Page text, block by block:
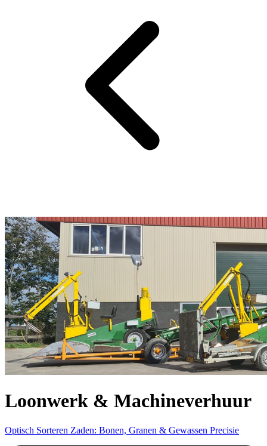
Loonwerk & Machineverhuur
Optisch Sorteren Zaden: Bonen, Granen & Gewassen Precisie